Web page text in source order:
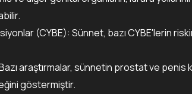
(CYBE): Sünnet, bazı CYBE'lerin
araştırmalar, sünnetin prostat ve penis
göstermiştir.